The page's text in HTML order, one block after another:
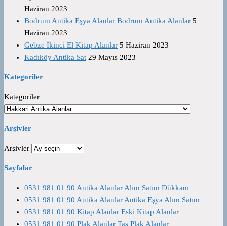
Haziran 2023
Bodrum Antika Eşya Alanlar Bodrum Antika Alanlar 5
Haziran 2023
Gebze İkinci El Kitap Alanlar 5 Haziran 2023
Kadıköy Antika Sat 29 Mayıs 2023
Kategoriler
Kategoriler
Arşivler
Arşivler
Sayfalar
0531 981 01 90 Antika Alanlar Alım Satım Dükkanı
0531 981 01 90 Antika Alanlar Antika Eşya Alım Satım
0531 981 01 90 Kitap Alanlar Eski Kitap Alanlar
0531 981 01 90 Plak Alanlar Taş Plak Alanlar